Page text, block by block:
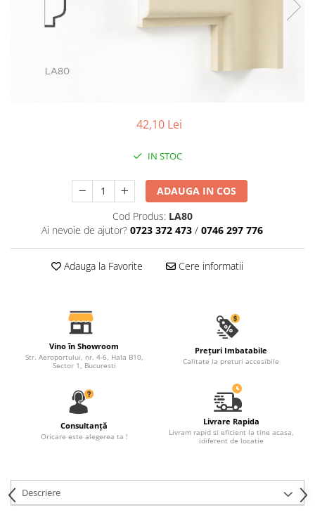
Baze coloane
Inele coloane
Capiteluri semicoloane
Trunchiuri semicoloane
Mulaje de interior
Rozete de interior
Cadru de arc
Șeminee decorative
Console de interior
Cadre de ușă
Ornamente de colț
42,10 Lei
IN STOC
ADAUGA IN COS
Cod Produs: LA80
Ai nevoie de ajutor? 0723 372 473 / 0746 297 776
Adauga la Favorite Cere informatii
Vino în Showroom
Str. Aeroportului, nr. 4-6, Hala B10,
Sector 1, Bucuresti
Prețuri Imbatabile
Calitate la preturi accesibile
Consultanță
Oricare este alegerea ta !
Livrare Rapida
Livram rapid si eficient la tine acasa,
idiferent de locatie
Descriere